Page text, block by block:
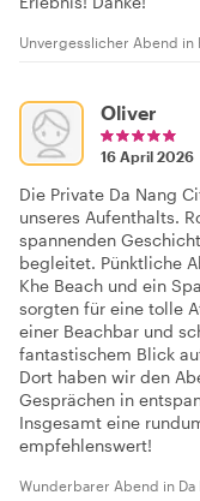
Unvergesslicher Abend in
Oliver
16 April 2026
Die Private Da Nang
unseres Aufenthalts.
spannenden
begleitet. Pünktliche
Khe Beach und ein
sorgten für eine tolle
einer Beachbar und
fantastischem Blick
Dort haben wir den
Gesprächen in
Insgesamt eine
empfehlenswert!
Wunderbarer Abend in Da